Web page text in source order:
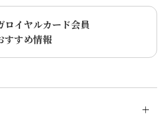
ロイヤルカード会員
すすめ情報